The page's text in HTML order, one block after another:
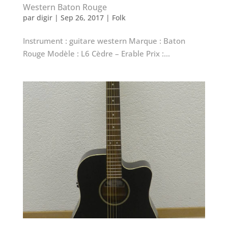
Western Baton Rouge
par digir| Sep 26, 2017| Folk
Instrument : guitare western Marque : Baton
Rouge Modèle : L6 Cèdre – Erable Prix :...